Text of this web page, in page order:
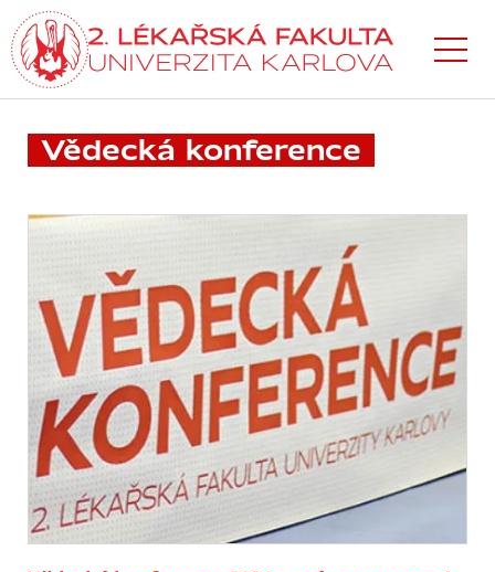
Přejít
k hlavnímu
obsahu
Vědecká konference